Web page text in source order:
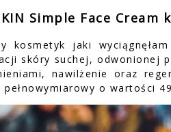
Simple Face
kosmetyk jaki
skóry suchej, odwonionej
nawilżenie oraz
o wartości 49